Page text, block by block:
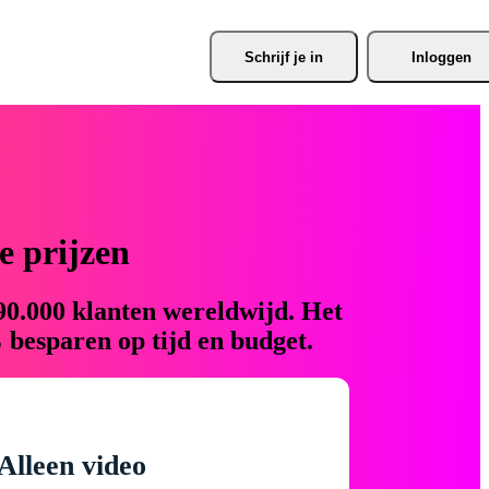
Schrijf je in Inloggen
prijzen
klanten wereldwijd. Het
op tijd en budget.
video